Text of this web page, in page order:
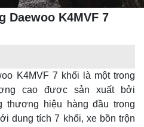
Daewoo K4MVF 7
K4MVF 7 khối là một trong
cao được sản xuất bởi
thương hiệu hàng đầu trong
dung tích 7 khối, xe bồn trộn